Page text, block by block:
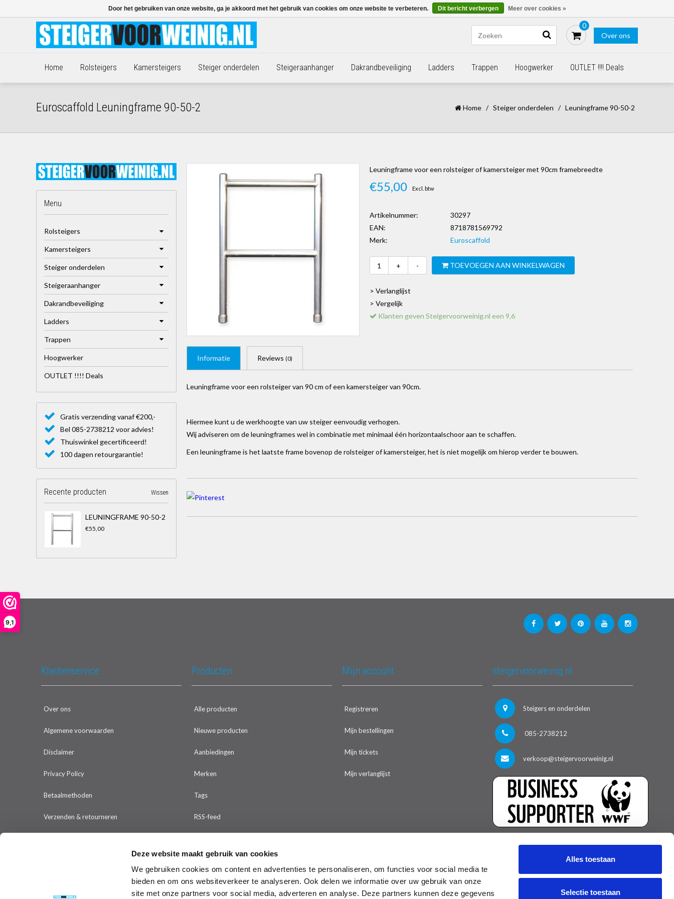
9,1
Deze website maakt gebruik van cookies
We gebruiken cookies om content en advertenties te personaliseren, om functies voor social media te
bieden en om ons websiteverkeer te analyseren. Ook delen we informatie over uw gebruik van onze
site met onze partners voor social media, adverteren en analyse. Deze partners kunnen deze gegevens
Alles toestaan
Selectie toestaan
Blogs Bestellen - €0,00
Over ons
0
Home Rolsteigers Kamersteigers Steiger onderdelen Steigeraanhanger Dakrandbeveiliging Ladders Trappen Hoogwerker OUTLET !!!! Deals
Euroscaffold Leuningframe 90-50-2 Home / Steiger onderdelen / Leuningframe 90-50-2
Leuningframe voor een rolsteiger of kamersteiger met 90cm framebreedte
€55,00 Excl. btw
Artikelnummer:
30297
EAN:
8718781569792
Merk:
Euroscaffold
+ - TOEVOEGEN AAN WINKELWAGEN
> Verlanglijst
> Vergelijk
Klanten geven Steigervoorweinig.nl een 9,6
Informatie Reviews (0)
Leuningframe voor een rolsteiger van 90 cm of een kamersteiger van 90cm.
Hiermee kunt u de werkhoogte van uw steiger eenvoudig verhogen.
Wij adviseren om de leuningframes wel in combinatie met minimaal één horizontaalschoor aan te schaffen.
Een leuningframe is het laatste frame bovenop de rolsteiger of kamersteiger, het is niet mogelijk om hierop verder te bouwen.
Menu
Rolsteigers
Kamersteigers
Steiger onderdelen
Steigeraanhanger
Dakrandbeveiliging
Ladders
Trappen
Hoogwerker
OUTLET !!!! Deals
Gratis verzending vanaf €200,-
Bel 085-2738212 voor advies!
Thuiswinkel gecertificeerd!
100 dagen retourgarantie!
Recente producten Wissen
LEUNINGFRAME 90-50-2
€55,00
Klantenservice
Over ons
Algemene voorwaarden
Disclaimer
Privacy Policy
Betaalmethoden
Verzenden & retourneren
Producten
Alle producten
Nieuwe producten
Aanbiedingen
Merken
Tags
RSS-feed
Mijn account
Registreren
Mijn bestellingen
Mijn tickets
Mijn verlanglijst
steigervoorweinig.nl
Steigers en onderdelen
085-2738212
verkoop@steigervoorweinig.nl
Door het gebruiken van onze website, ga je akkoord met het gebruik van cookies om onze website te verbeteren. Dit bericht verbergen Meer over cookies »